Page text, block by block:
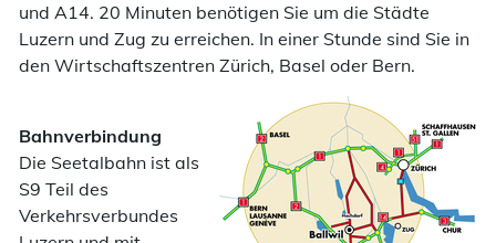
und A14. 20 Minuten benötigen Sie um die Städte
Luzern und Zug zu erreichen. In einer Stunde sind Sie in
den Wirtschaftszentren Zürich, Basel oder Bern.
Bahnverbindung
Die Seetalbahn ist als
S9 Teil des
Verkehrsverbundes